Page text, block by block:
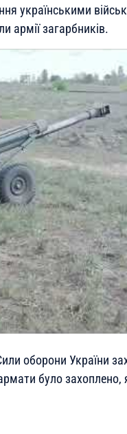
українськими
армії загарбників.
оборони України
було